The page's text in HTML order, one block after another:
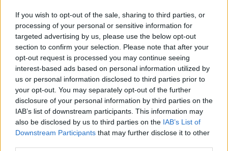
If you wish to opt-out of the sale, sharing to third parties, or
processing of your personal or sensitive information for
targeted advertising by us, please use the below opt-out
section to confirm your selection. Please note that after your
opt-out request is processed you may continue seeing
interest-based ads based on personal information utilized by
us or personal information disclosed to third parties prior to
your opt-out. You may separately opt-out of the further
disclosure of your personal information by third parties on the
IAB’s list of downstream participants. This information may
also be disclosed by us to third parties on the IAB’s List of
Downstream Participants that may further disclose it to other
AREZZO E PROVINCIA —
Scende la curva del Covid in provincia
di Arezzo. I nuovi positivi riscontratisono 345,mentre il giorno
precedente erano 69.
Il capoluogo, dalle anticipazioni sui social del presidente della
Regione Giani, ne conta altri69.
Su una popolazione provinciale di 336.870 abitanti iltasso di